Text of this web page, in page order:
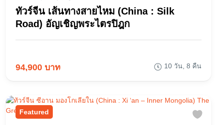
ทัวร์จีน เส้นทางสายไหม (China : Silk
Road) อัญเชิญพระไตรปิฎก
94,900 บาท 10 วัน, 8 คืน
Featured